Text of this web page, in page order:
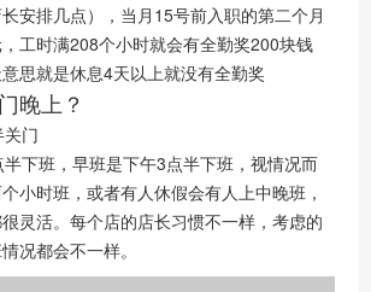
安排几点），当月15号前入职的第二个月
工时满208个小时就会有全勤奖200块钱
意思就是休息4天以上就没有全勤奖
晚上？
门
下班，早班是下午3点半下班，视情况而
小时班，或者有人休假会有人上中晚班，
灵活。每个店的店长习惯不一样，考虑的
况都会不一样。